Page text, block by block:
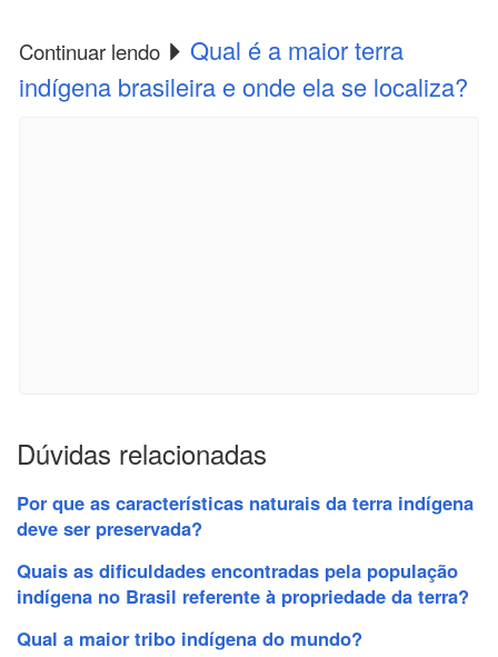
Continuar lendo
Qual é a maior terra
indígena brasileira e onde ela se localiza?
Dúvidas relacionadas
Por que as características naturais da terra indígena
deve ser preservada?
Quais as dificuldades encontradas pela população
indígena no Brasil referente à propriedade da terra?
Qual a maior tribo indígena do mundo?